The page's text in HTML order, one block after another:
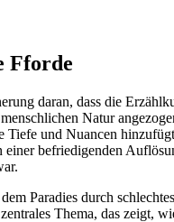
Fforde
daran, dass die
Natur
und Nuancen
befriedigenden
Paradies durch
Thema, das zeigt,